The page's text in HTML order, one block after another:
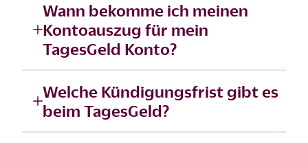
Wann bekomme ich meinen
Kontoauszug für mein
TagesGeld Konto?
Welche Kündigungsfrist gibt es
beim TagesGeld?